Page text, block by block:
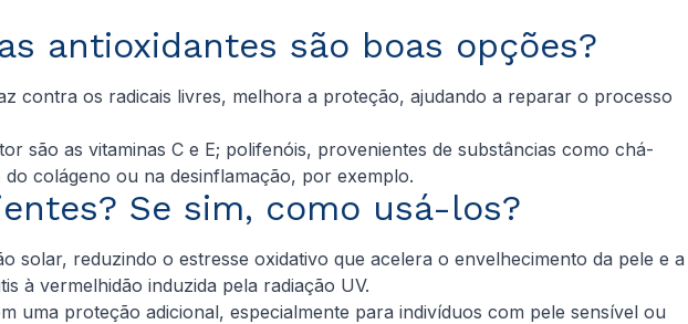
antioxidantes são boas opções?
contra os radicais livres, melhora a proteção, ajudando a reparar o processo
são as vitaminas C e E; polifenóis, provenientes de substâncias como chá-
colágeno ou na desinflamação, por exemplo.
Se sim, como usá-los?
reduzindo o estresse oxidativo que acelera o envelhecimento da pele e a
à vermelhidão induzida pela radiação UV.
uma proteção adicional, especialmente para indivíduos com pele sensível ou